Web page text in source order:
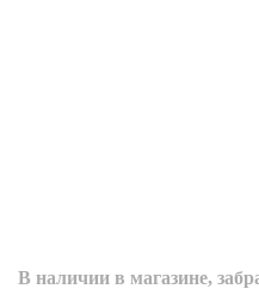
В наличии в магазине,